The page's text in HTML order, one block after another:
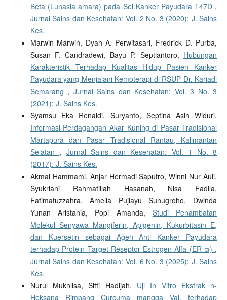
Beta (Lunasia amara) pada Sel Kanker Payudara T47D ,
Jurnal Sains dan Kesehatan: Vol. 2 No. 3 (2020): J. Sains
Kes.
Marwin Marwin, Dyah A. Perwitasari, Fredrick D. Purba,
Susan F. Candradewi, Bayu P. Septiantoro, Hubungan
Karakteristik Terhadap Kualitas Hidup Pasien Kanker
Payudara yang Menjalani Kemoterapi di RSUP Dr. Kariadi
Semarang , Jurnal Sains dan Kesehatan: Vol. 3 No. 3
(2021): J. Sains Kes.
Syamsu Eka Renaldi, Suryanto, Septina Asih Widuri,
Informasi Perdagangan Akar Kuning di Pasar Tradisional
Martapura dan Pasar Tradisional Rantau, Kalimantan
Selatan , Jurnal Sains dan Kesehatan: Vol. 1 No. 8
(2017): J. Sains Kes.
Akmal Hammami, Anjar Hermadi Saputro, Winni Nur Auli,
Syukriani Rahmatillah Hasanah, Nisa Fadila,
Fatimatuzzahra, Amelia Pujiayu Sunugroho, Dwinda
Yunan Aristania, Popi Amanda, Studi Penambatan
Molekul Senyawa Mangiferin, Apigenin, Kukurbitasin E,
dan Kuersetin sebagai Agen Anti Kanker Payudara
terhadap Protein Target Reseptor Estrogen Alfa (ER-α) ,
Jurnal Sains dan Kesehatan: Vol. 6 No. 3 (2025): J. Sains
Kes.
Nurul Mukhlisa, Sitti Hadijah, Uji In Vitro Ekstrak n-
Heksana Rimpang Curcuma mangga Val. terhadap